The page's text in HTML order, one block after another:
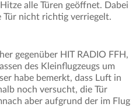
alle Türen geöffnet. Dabei
Tür nicht richtig verriegelt.
gegenüber HIT RADIO FFH,
des Kleinflugzeugs um
habe bemerkt, dass Luft in
noch versucht, die Tür
aber aufgrund der im Flug